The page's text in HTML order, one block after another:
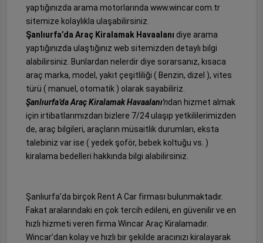
yaptığınızda arama motorlarında www.wincar.com.tr
sitemize kolaylıkla ulaşabilirsiniz.
Şanlıurfa’da Araç Kiralamak Havaalanı diye arama
yaptığınızda ulaştığınız web sitemizden detaylı bilgi
alabilirsiniz. Bunlardan nelerdir diye sorarsanız, kısaca
araç marka, model, yakıt çeşitliliği ( Benzin, dizel ), vites
türü ( manuel, otomatik ) olarak sayabiliriz.
Şanlıurfa’da Araç Kiralamak Havaalanı'ndan hizmet almak
için irtibatlarımızdan bizlere 7/24 ulaşıp yetkililerimizden
de, araç bilgileri, araçların müsaitlik durumları, eksta
talebiniz var ise ( yedek şoför, bebek koltuğu vs. )
kiralama bedelleri hakkında bilgi alabilirsiniz.
Şanlıurfa’da birçok Rent A Car firması bulunmaktadır.
Fakat aralarındaki en çok tercih edileni, en güvenilir ve en
hızlı hizmeti veren firma Wincar Araç Kiralamadır.
Wincar’dan kolay ve hızlı bir şekilde aracınızı kiralayarak